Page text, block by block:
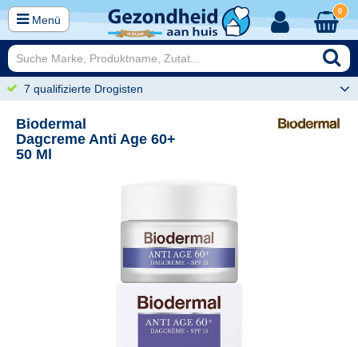
Menü
0
7 qualifizierte Drogisten
Biodermal
Dagcreme Anti Age 60+
50 Ml